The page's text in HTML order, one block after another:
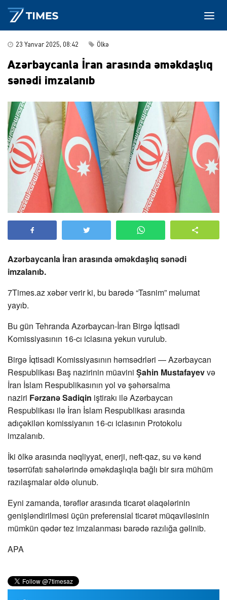
23 Yanvar 2025, 08:42 Ölkə
Azərbaycanla İran arasında əməkdaşlıq
sənədi imzalanıb
Azərbaycanla İran arasında əməkdaşlıq sənədi
imzalanıb.
7Times.az xəbər verir ki, bu barədə “Tasnim” məlumat
yayıb.
Bu gün Tehranda Azərbaycan-İran Birgə İqtisadi
Komissiyasının 16-cı iclasına yekun vurulub.
Birgə İqtisadi Komissiyasının həmsədrləri — Azərbaycan
Respublikası Baş nazirinin müavini Şahin Mustafayevvə
İran İslam Respublikasının yol və şəhərsalma
naziri Fərzanə Sadiqin iştirakı ilə Azərbaycan
Respublikası ilə İran İslam Respublikası arasında
adıçəkilən komissiyanın 16-cı iclasının Protokolu
imzalanıb.
İki ölkə arasında nəqliyyat, enerji, neft-qaz, su və kənd
təsərrüfatı sahələrində əməkdaşlıqla bağlı bir sıra mühüm
razılaşmalar əldə olunub.
Eyni zamanda, tərəflər arasında ticarət əlaqələrinin
genişləndirilməsi üçün preferensial ticarət müqaviləsinin
mümkün qədər tez imzalanması barədə razılığa gəlinib.
APA